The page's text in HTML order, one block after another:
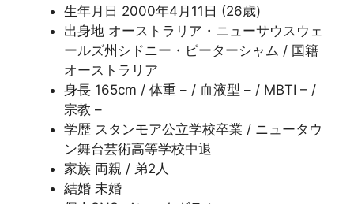
生年月日 2000年4月11日 (26歳)
出身地 オーストラリア・ニューサウスウェ
ールズ州シドニー・ピーターシャム / 国籍
オーストラリア
身長 165cm / 体重 – / 血液型 – / MBTI – /
宗教 –
学歴 スタンモア公立学校卒業 / ニュータウ
ン舞台芸術高等学校中退
家族 両親 / 弟2人
結婚 未婚